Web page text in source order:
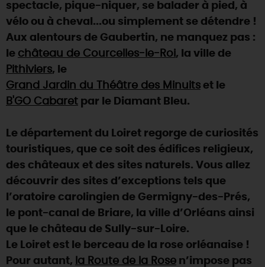
La Route desMétiers d'Art
TOUT L'ART DE VIVRE
Une saison de festivals 🎉
Rendez-vous de la nature en 2026
Des sorties en famille dans le Loiret !
Programme des animations "Loiret au fil de l'eau"
AUJOURD'HUI
DEMAIN
CE WEEK-END
spectacle, pique-niquer, se balader à pied, à
vélo ou à cheval...ou simplement se détendre !
Aux alentours de Gaubertin, ne manquez pas :
le château de Courcelles-le-Roi , la ville de
Pithiviers, le
Grand Jardin du Théâtre des Minuits et le
B'GO Cabaret par le Diamant Bleu.
Le département du Loiret regorge de curiosités
touristiques, que ce soit des édifices religieux,
des châteaux et des sites naturels. Vous allez
découvrir des sites d’exceptions tels que
l’oratoire carolingien de Germigny-des-Prés,
le pont-canal de Briare, la ville d’Orléans ainsi
que le château de Sully-sur-Loire.
Le Loiret est le berceau de la rose orléanaise !
Pour autant, la Route de la Rose n’impose pas